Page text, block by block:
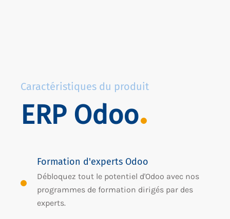
Caractéristiques du produit
ERP Odoo
Formation d'experts Odoo
Débloquez tout le potentiel d'Odoo avec nos
programmes de formation dirigés par des
experts.